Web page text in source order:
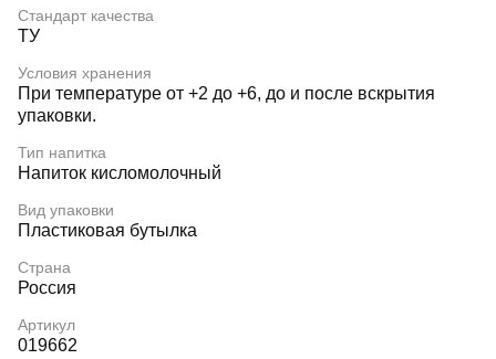
Стандарт качества
ТУ
Условия хранения
При температуре от +2 до +6, до и после вскрытия
упаковки.
Тип напитка
Напиток кисломолочный
Вид упаковки
Пластиковая бутылка
Страна
Россия
Артикул
019662